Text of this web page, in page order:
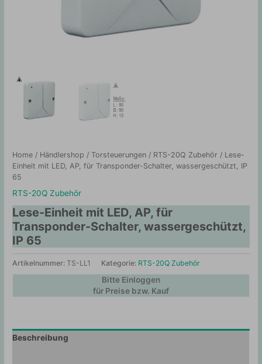
Home / Händlershop /Torsteuerungen / RTS-20Q Zubehör / Lese-
Einheit mit LED, AP, für Transponder-Schalter, wassergeschützt, IP
65
RTS-20Q Zubehör
Lese-Einheit mit LED, AP, für
Transponder-Schalter, wassergeschützt,
IP 65
Artikelnummer:TS-LL1 Kategorie: RTS-20Q Zubehör
Bitte Einloggen
für Preise bzw. Kauf
Beschreibung